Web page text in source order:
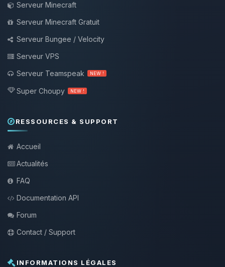
Serveur Minecraft
Serveur Minecraft Gratuit
Serveur Bungee / Velocity
Serveur VPS
Serveur Teamspeak
NEW !
Super Choupy NEW !
RESSOURCES & SUPPORT
Accueil
Actualités
FAQ
Documentation API
Forum
Contact / Support
INFORMATIONS LÉGALES